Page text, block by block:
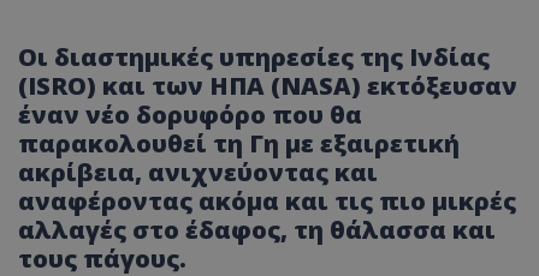
Οι διαστημικές υπηρεσίες της Ινδίας
(ISRO) και των ΗΠΑ (NASA) εκτόξευσαν
έναν νέο δορυφόρο που θα
παρακολουθεί τη Γη με εξαιρετική
ακρίβεια, ανιχνεύοντας και
αναφέροντας ακόμα και τις πιο μικρές
αλλαγές στο έδαφος, τη θάλασσα και
τους πάγους.